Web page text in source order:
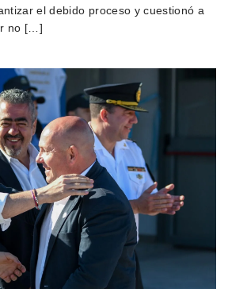
el debido proceso y cuestionó a
no […]